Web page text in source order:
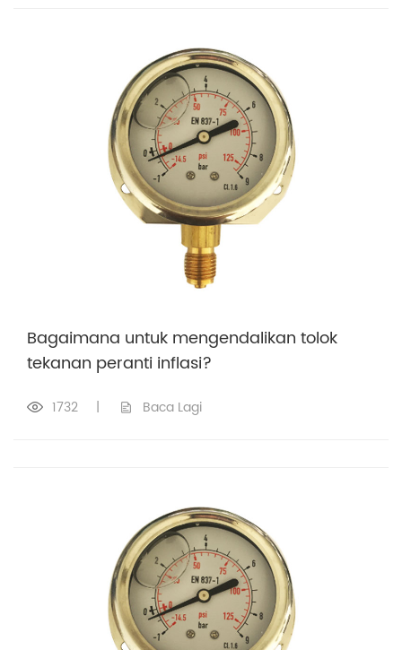
Bagaimana untuk mengendalikan tolok
tekanan peranti inflasi?
1732 | Baca Lagi